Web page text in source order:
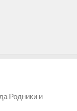
Родники и